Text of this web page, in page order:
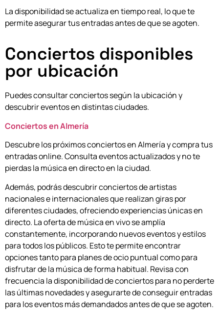
La disponibilidad se actualiza en tiempo real, lo que te
permite asegurar tus entradas antes de que se agoten.
Conciertos disponibles
por ubicación
Puedes consultar conciertos según la ubicación y
descubrir eventos en distintas ciudades.
Conciertos en Almería
Descubre los próximos conciertos en Almería y compra tus
entradas online. Consulta eventos actualizados y no te
pierdas la música en directo en la ciudad.
Además, podrás descubrir conciertos de artistas
nacionales e internacionales que realizan giras por
diferentes ciudades, ofreciendo experiencias únicas en
directo. La oferta de música en vivo se amplía
constantemente, incorporando nuevos eventos y estilos
para todos los públicos. Esto te permite encontrar
opciones tanto para planes de ocio puntual como para
disfrutar de la música de forma habitual. Revisa con
frecuencia la disponibilidad de conciertos para no perderte
las últimas novedades y asegurarte de conseguir entradas
para los eventos más demandados antes de que se agoten.